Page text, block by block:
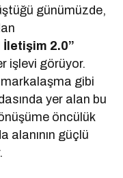
günümüzde,
İletişim 2.0”
işlevi görüyor.
gibi
yer alan bu
öncülük
alanının güçlü